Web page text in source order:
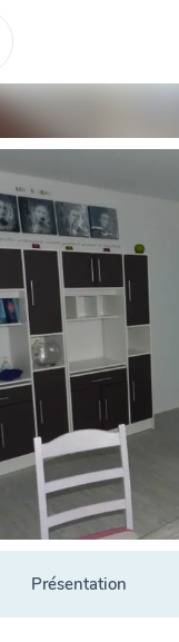
Présentation